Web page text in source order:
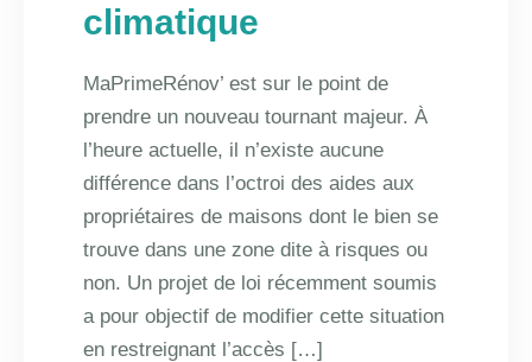
climatique
MaPrimeRénov’ est sur le point de
prendre un nouveau tournant majeur. À
l’heure actuelle, il n’existe aucune
différence dans l’octroi des aides aux
propriétaires de maisons dont le bien se
trouve dans une zone dite à risques ou
non. Un projet de loi récemment soumis
a pour objectif de modifier cette situation
en restreignant l’accès […]